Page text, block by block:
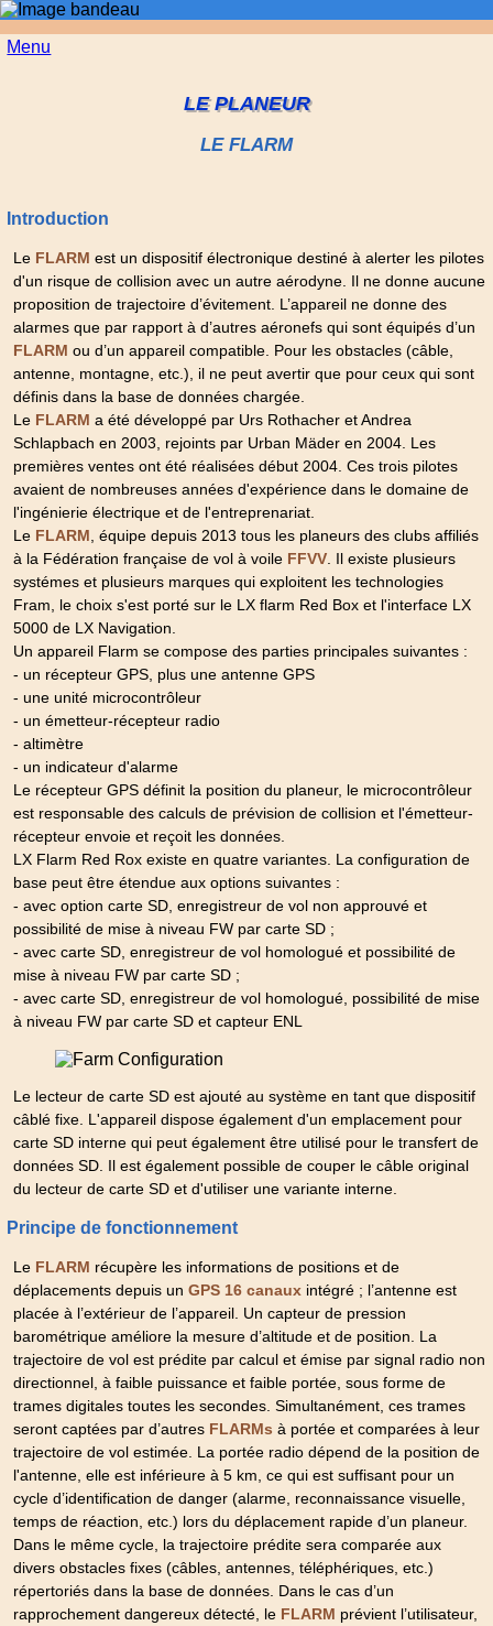
Menu
LE PLANEUR
LE FLARM
Introduction
Le FLARM est un dispositif électronique destiné à alerter les pilotes
d'un risque de collision avec un autre aérodyne. Il ne donne aucune
proposition de trajectoire d’évitement. L’appareil ne donne des
alarmes que par rapport à d’autres aéronefs qui sont équipés d’un
FLARM ou d’un appareil compatible. Pour les obstacles (câble,
antenne, montagne, etc.), il ne peut avertir que pour ceux qui sont
définis dans la base de données chargée.
Le FLARM a été développé par Urs Rothacher et Andrea
Schlapbach en 2003, rejoints par Urban Mäder en 2004. Les
premières ventes ont été réalisées début 2004. Ces trois pilotes
avaient de nombreuses années d'expérience dans le domaine de
l'ingénierie électrique et de l'entreprenariat.
Le FLARM
, équipe depuis 2013 tous les planeurs des clubs affiliés
à la Fédération française de vol à voile FFVV . Il existe plusieurs
systémes et plusieurs marques qui exploitent les technologies
Fram, le choix s'est porté sur le LX flarm Red Box et l'interface LX
5000 de LX Navigation.
Un appareil Flarm se compose des parties principales suivantes :
- un récepteur GPS, plus une antenne GPS
- une unité microcontrôleur
- un émetteur-récepteur radio
- altimètre
- un indicateur d'alarme
Le récepteur GPS définit la position du planeur, le microcontrôleur
est responsable des calculs de prévision de collision et l'émetteur-
récepteur envoie et reçoit les données.
LX Flarm Red Rox existe en quatre variantes. La configuration de
base peut être étendue aux options suivantes :
- avec option carte SD, enregistreur de vol non approuvé et
possibilité de mise à niveau FW par carte SD ;
- avec carte SD, enregistreur de vol homologué et possibilité de
mise à niveau FW par carte SD ;
- avec carte SD, enregistreur de vol homologué, possibilité de mise
à niveau FW par carte SD et capteur ENL
Le lecteur de carte SD est ajouté au système en tant que dispositif
câblé fixe. L'appareil dispose également d'un emplacement pour
carte SD interne qui peut également être utilisé pour le transfert de
données SD. Il est également possible de couper le câble original
du lecteur de carte SD et d'utiliser une variante interne.
Principe de fonctionnement
Le FLARM récupère les informations de positions et de
déplacements depuis unGPS 16 canaux intégré ; l’antenne est
placée à l’extérieur de l’appareil. Un capteur de pression
barométrique améliore la mesure d’altitude et de position. La
trajectoire de vol est prédite par calcul et émise par signal radio non
directionnel, à faible puissance et faible portée, sous forme de
trames digitales toutes les secondes. Simultanément, ces trames
seront captées par d’autres FLARMs à portée et comparées à leur
trajectoire de vol estimée. La portée radio dépend de la position de
l'antenne, elle est inférieure à 5 km, ce qui est suffisant pour un
cycle d’identification de danger (alarme, reconnaissance visuelle,
temps de réaction, etc.) lors du déplacement rapide d’un planeur.
Dans le même cycle, la trajectoire prédite sera comparée aux
divers obstacles fixes (câbles, antennes, téléphériques, etc.)
répertoriés dans la base de données. Dans le cas d’un
rapprochement dangereux détecté, le FLARM prévient l’utilisateur,